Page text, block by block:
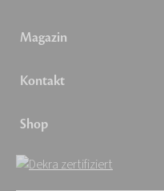
Magazin
Kontakt
Shop